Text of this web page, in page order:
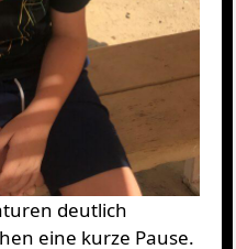
deutlich
eine kurze Pause.